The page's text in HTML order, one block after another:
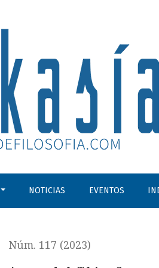
Aurelio
NOTICIAS EVENTOS
Núm. 117 (2023)